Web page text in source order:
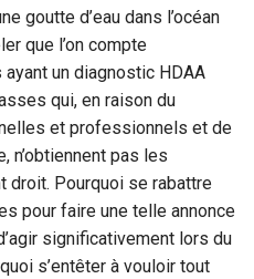
goutte d’eau dans l’océan
que l’on compte
un diagnostic HDAA
qui, en raison du
et professionnels et de
n’obtiennent pas les
droit. Pourquoi se rabattre
pour faire une telle annonce
significativement lors du
s’entêter à vouloir tout